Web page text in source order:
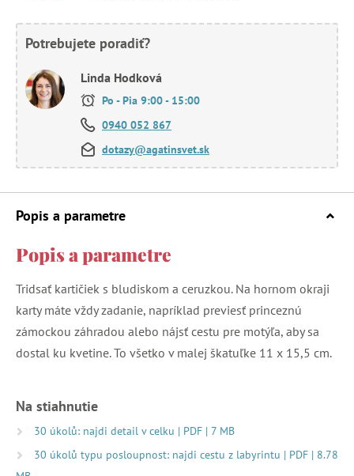
Potrebujete poradiť?
Linda Hodková
Po - Pia 9:00 - 15:00
0940 052 867
dotazy@agatinsvet.sk
Popis a parametre
Popis a parametre
Tridsať kartičiek s bludiskom a ceruzkou. Na hornom okraji
karty máte vždy zadanie, napríklad previesť princeznú
zámockou záhradou alebo nájsť cestu pre motýľa, aby sa
dostal ku kvetine. To všetko v malej škatuľke 11 x 15,5 cm.
Na stiahnutie
30 úkolů: najdi detail v celku | PDF | 7 MB
30 úkolů typu posloupnost: najdi cestu z labyrintu | PDF | 8.78